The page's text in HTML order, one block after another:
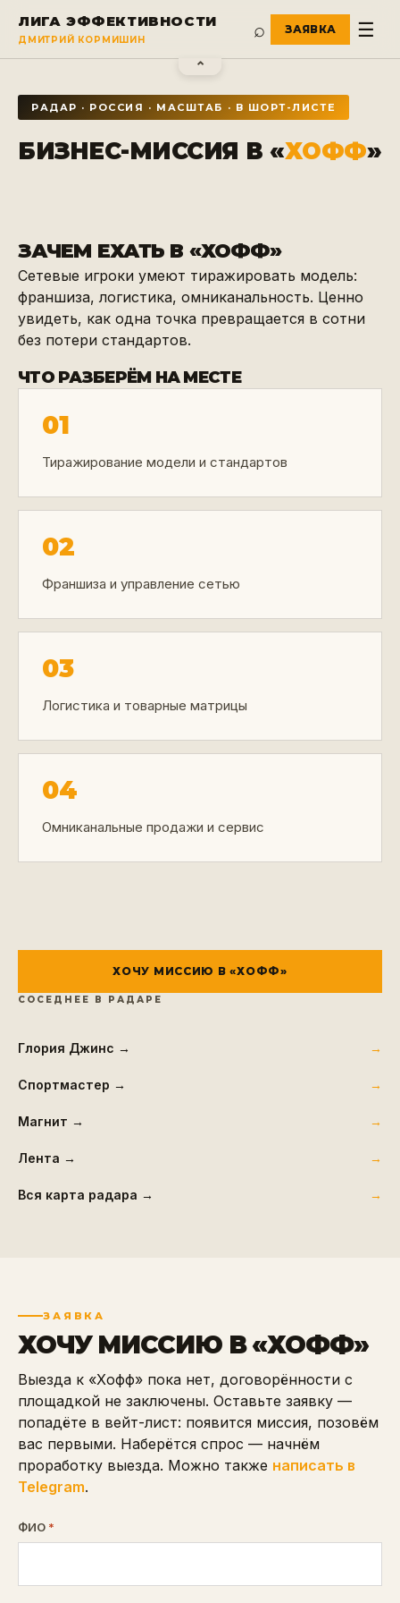
⌃
ЛИГА ЭФФЕКТИВНОСТИ
ДМИТРИЙ КОРМИШИН ⌕ ☰
РАДАР · РОССИЯ · МАСШТАБ · В ШОРТ-ЛИСТЕ
БИЗНЕС-МИССИЯ В «ХОФФ»
ЗАЧЕМ ЕХАТЬ В «ХОФФ»
Сетевые игроки умеют тиражировать модель:
франшиза, логистика, омниканальность. Ценно
увидеть, как одна точка превращается в сотни
без потери стандартов.
ЧТО РАЗБЕРЁМ НА МЕСТЕ
01
Тиражирование модели и стандартов
02
Франшиза и управление сетью
03
Логистика и товарные матрицы
04
Омниканальные продажи и сервис
ХОЧУ МИССИЮ В «ХОФФ»
СОСЕДНЕЕ В РАДАРЕ
Глория Джинс →
Спортмастер →
Магнит →
Лента →
Вся карта радара →
ЗАЯВКА
ХОЧУ МИССИЮ В «ХОФФ»
Выезда к «Хофф» пока нет, договорённости с
площадкой не заключены. Оставьте заявку —
попадёте в вейт-лист: появится миссия, позовём
вас первыми. Наберётся спрос — начнём
проработку выезда. Можно также написать в
Telegram.
ФИО *